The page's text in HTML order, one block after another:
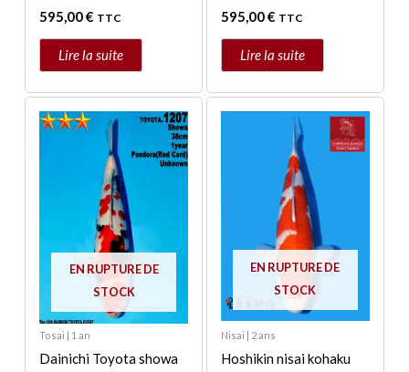
595,00€ TTC
Lire la suite
595,00€ TTC
Lire la suite
EN RUPTURE DE
STOCK
Tosai | 1 an
Dainichi Toyota showa
EN RUPTURE DE
STOCK
Nisai | 2 ans
Hoshikin nisai kohaku